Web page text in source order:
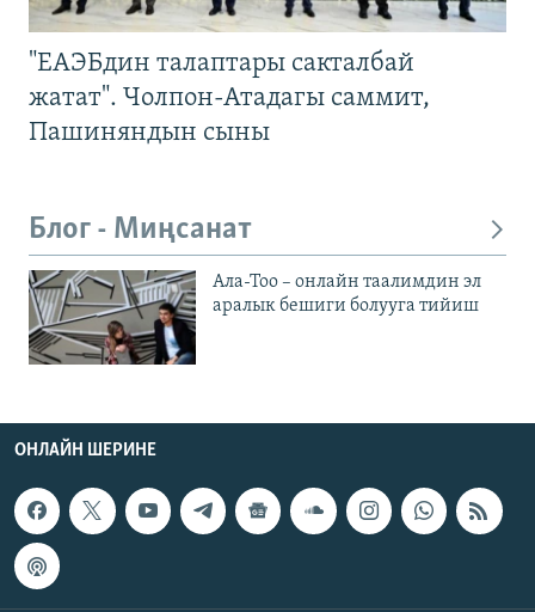
"ЕАЭБдин талаптары сакталбай
жатат". Чолпон-Атадагы саммит,
Пашиняндын сыны
Блог - Миңсанат
Ала-Тоо – онлайн таалимдин эл
аралык бешиги болууга тийиш
ОНЛАЙН ШЕРИНЕ